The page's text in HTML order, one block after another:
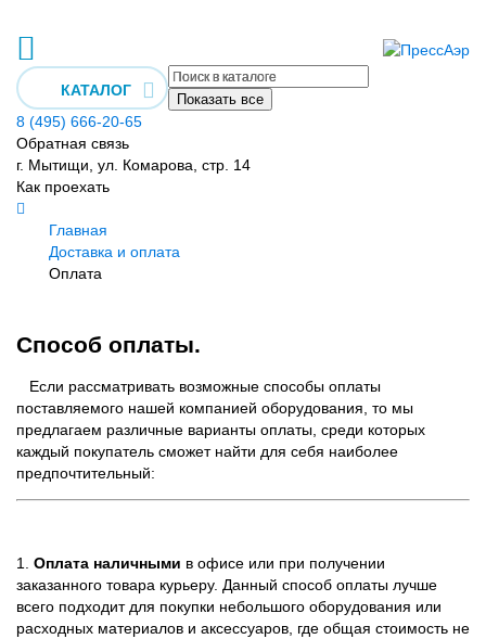
КАТАЛОГ
Показать все
8 (495) 666-20-65
Обратная связь
г. Мытищи, ул. Комарова, стр. 14
Как проехать
Главная
Доставка и оплата
Оплата
Способ оплаты.
Если рассматривать возможные способы оплаты
поставляемого нашей компанией оборудования, то мы
предлагаем различные варианты оплаты, среди которых
каждый покупатель сможет найти для себя наиболее
предпочтительный:
1. Оплата наличными в офисе или при получении
заказанного товара курьеру. Данный способ оплаты лучше
всего подходит для покупки небольшого оборудования или
расходных материалов и аксессуаров, где общая стоимость не